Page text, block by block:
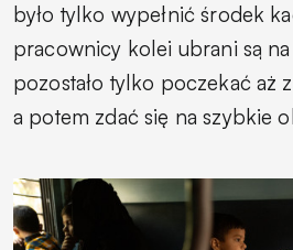
było tylko wypełnić środek
pracownicy kolei ubrani są
pozostało tylko poczekać aż
a potem zdać się na szybkie